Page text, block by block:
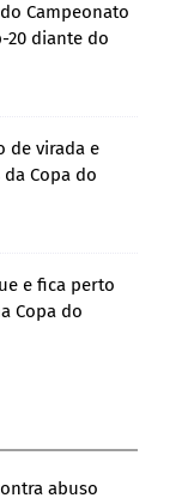
Campeonato
20 diante do
de virada e
Copa do
e fica perto
Copa do
abuso